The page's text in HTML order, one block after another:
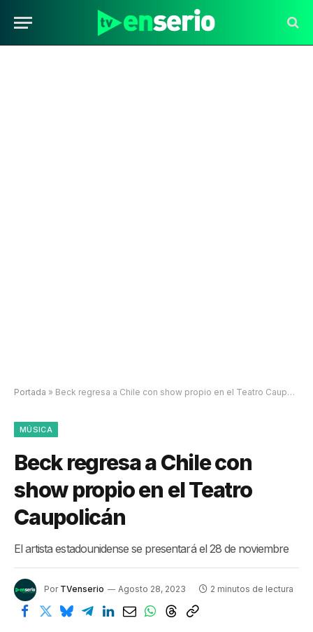
Portada » Beck regresa a Chile con show propio en el Teatro Caupolicán
MÚSICA
Beck regresa a Chile con
show propio en el Teatro
Caupolicán
El artista estadounidense se presentará el 28 de noviembre
Por TVenserio Agosto 28, 2023 2 minutos de lectura